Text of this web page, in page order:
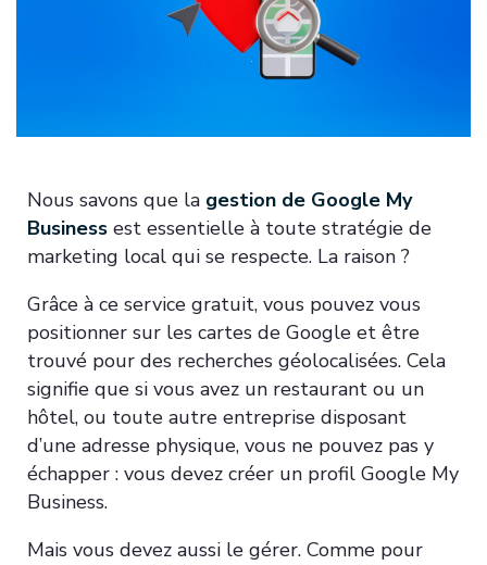
Nous savons que la gestion de Google My
Business est essentielle à toute stratégie de
marketing local qui se respecte. La raison ?
Grâce à ce service gratuit, vous pouvez vous
positionner sur les cartes de Google et être
trouvé pour des recherches géolocalisées. Cela
signifie que si vous avez un restaurant ou un
hôtel, ou toute autre entreprise disposant
d’une adresse physique, vous ne pouvez pas y
échapper : vous devez créer un profil Google My
Business.
Mais vous devez aussi le gérer. Comme pour